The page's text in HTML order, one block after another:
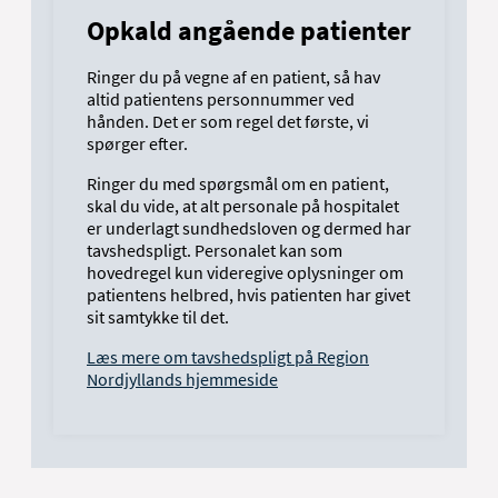
Opkald angående patienter
Ringer du på vegne af en patient, så hav
altid patientens personnummer ved
hånden. Det er som regel det første, vi
spørger efter.
Ringer du med spørgsmål om en patient,
skal du vide, at alt personale på hospitalet
er underlagt sundhedsloven og dermed har
tavshedspligt. Personalet kan som
hovedregel kun videregive oplysninger om
patientens helbred, hvis patienten har givet
sit samtykke til det.
Læs mere om tavshedspligt på Region
Nordjyllands hjemmeside